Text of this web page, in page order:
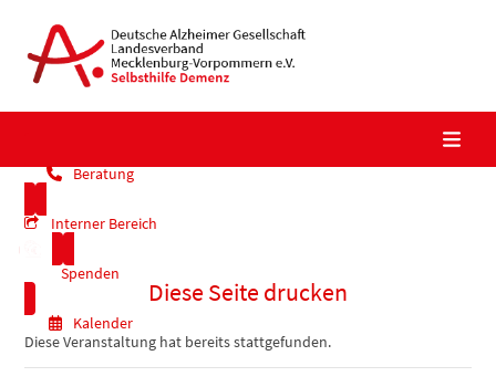
content
Beratung
Interner Bereich
Spenden
Kalender
Diese Seite drucken
Diese Veranstaltung hat bereits stattgefunden.